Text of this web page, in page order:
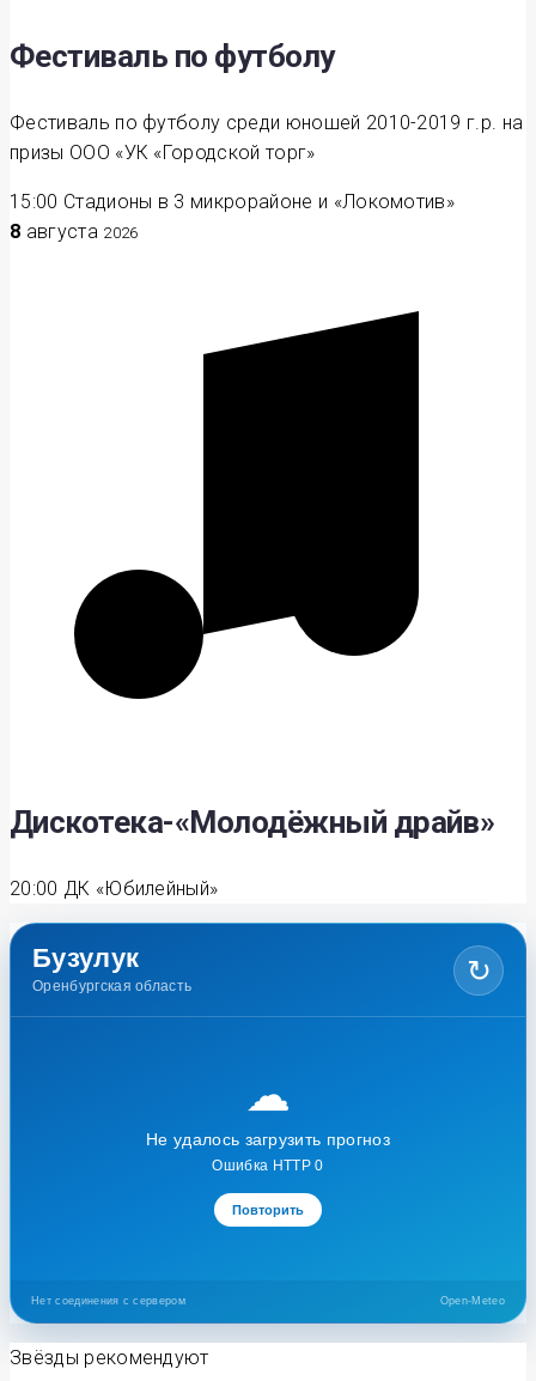
Фестиваль по футболу
Фестиваль по футболу среди юношей 2010-2019 г.р. на
призы ООО «УК «Городской торг»
15:00 Стадионы в 3 микрорайоне и «Локомотив»
8 августа 2026
Дискотека-«Молодёжный драйв»
20:00 ДК «Юбилейный»
Бузулук
Оренбургская область ↻
☁
Не удалось загрузить прогноз
Ошибка HTTP 0
Повторить
Нет соединения с сервером Open-Meteo
Звёзды рекомендуют